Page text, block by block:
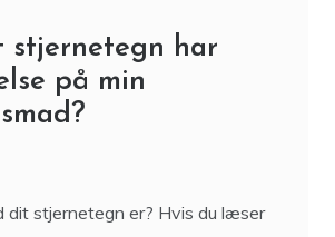
er der stor sandsynlighed for,
Og chancerne er også gode
ved en særlig